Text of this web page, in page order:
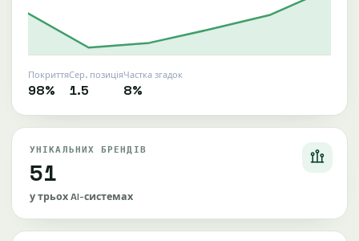
Покриття
98%
Сер. позиція
1.5
Частка згадок
8%
УНІКАЛЬНИХ БРЕНДІВ
51
у трьох AI-системах